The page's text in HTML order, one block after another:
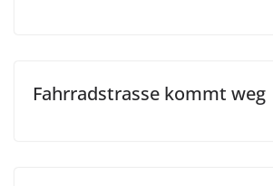
Fahrradstrasse kommt weg